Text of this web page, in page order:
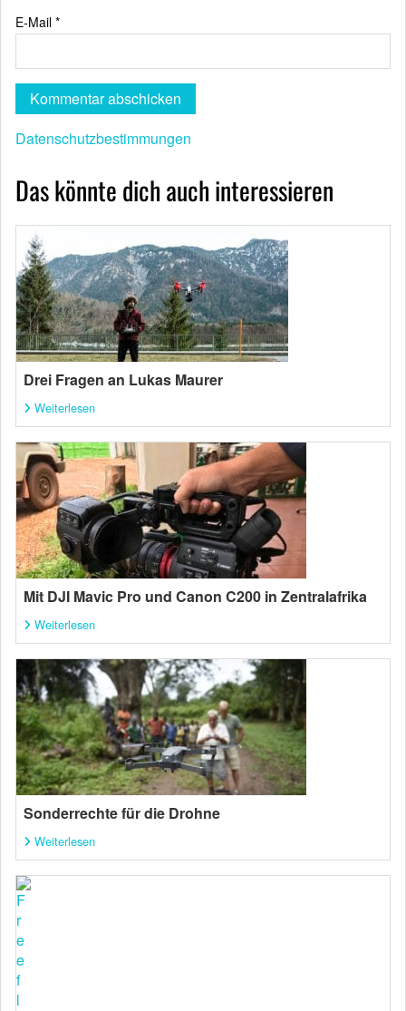
E-Mail *
Datenschutzbestimmungen
Das könnte dich auch interessieren
Drei Fragen an Lukas Maurer
Weiterlesen
Mit DJI Mavic Pro und Canon C200 in Zentralafrika
Weiterlesen
Sonderrechte für die Drohne
Weiterlesen